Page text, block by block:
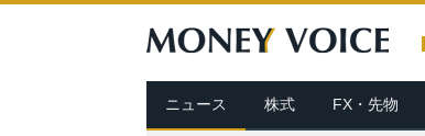
ニュース 株式 FX・先物